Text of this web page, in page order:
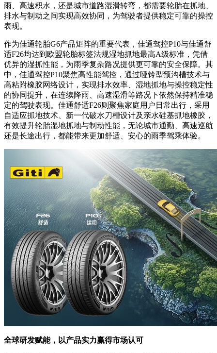
雨、高速积水，还是城市道路湿滑转弯，都需要轮胎在抓地、
排水与制动之间实现高效协同，为驾驶者提供稳定可靠的操控
表现。
作为佳通轮胎G6产品矩阵的重要代表，佳通驾控P10与佳通舒
适F26均达到欧盟轮胎标签法规湿地抓地最高A级标准，凭借
优异的湿抓性能，为雨季复杂路况提供更可靠的安全保障。其
中，佳通驾控P10聚焦高性能驾控，通过哑铃型预沟槽技术与
高粘附橡胶网络设计，实现排水效率、湿地抓地与操控稳定性
的协同提升，在连续降雨、高速湿滑等路况下依然保持精准稳
定的驾驶表现。佳通舒适F26则聚焦家庭用户日常出行， 采用
自适应抓地技术、新一代破水刀槽设计及亲水硅基抓地橡胶，
有效提升轮胎湿地抓地与制动性能，无论城市通勤、高速巡航
还是长途出行，都能带来更加舒适、安心的雨季驾乘体验。
全球研发赋能，以产品实力赢得市场认可